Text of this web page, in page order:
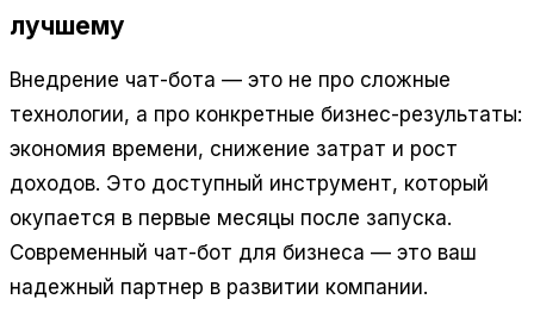
лучшему
Внедрение чат-бота — это не про сложные
технологии, а про конкретные бизнес-результаты:
экономия времени, снижение затрат и рост
доходов. Это доступный инструмент, который
окупается в первые месяцы после запуска.
Современный чат-бот для бизнеса — это ваш
надежный партнер в развитии компании.